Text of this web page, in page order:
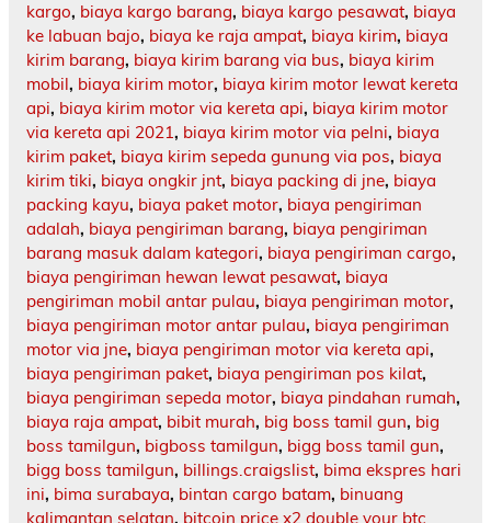
kargo, biaya kargo barang, biaya kargo pesawat, biaya
ke labuan bajo, biaya ke raja ampat, biaya kirim, biaya
kirim barang, biaya kirim barang via bus, biaya kirim
mobil, biaya kirim motor, biaya kirim motor lewat kereta
api, biaya kirim motor via kereta api, biaya kirim motor
via kereta api 2021, biaya kirim motor via pelni, biaya
kirim paket, biaya kirim sepeda gunung via pos, biaya
kirim tiki, biaya ongkir jnt, biaya packing di jne, biaya
packing kayu, biaya paket motor, biaya pengiriman
adalah, biaya pengiriman barang, biaya pengiriman
barang masuk dalam kategori, biaya pengiriman cargo,
biaya pengiriman hewan lewat pesawat, biaya
pengiriman mobil antar pulau, biaya pengiriman motor,
biaya pengiriman motor antar pulau, biaya pengiriman
motor via jne, biaya pengiriman motor via kereta api,
biaya pengiriman paket, biaya pengiriman pos kilat,
biaya pengiriman sepeda motor, biaya pindahan rumah,
biaya raja ampat, bibit murah, big boss tamil gun, big
boss tamilgun, bigboss tamilgun, bigg boss tamil gun,
bigg boss tamilgun, billings.craigslist, bima ekspres hari
ini, bima surabaya, bintan cargo batam, binuang
kalimantan selatan, bitcoin price x2 double your btc